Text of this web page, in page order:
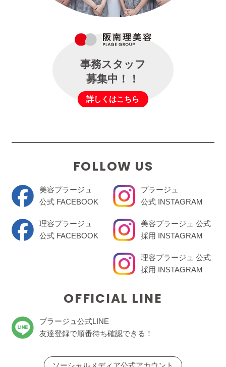
事務スタッフ
募集中！！
詳しくはこちら
FOLLOW US
美容プラージュ
公式 FACEBOOK
理容プラージュ
公式 FACEBOOK
プラージュ
公式 INSTAGRAM
美容プラージュ 公式
採用 INSTAGRAM
理容プラージュ 公式
採用 INSTAGRAM
OFFICIAL LINE
プラージュ公式LINE
友達登録で順番待ち確認できる！
ソーシャルメディア公式アカウント